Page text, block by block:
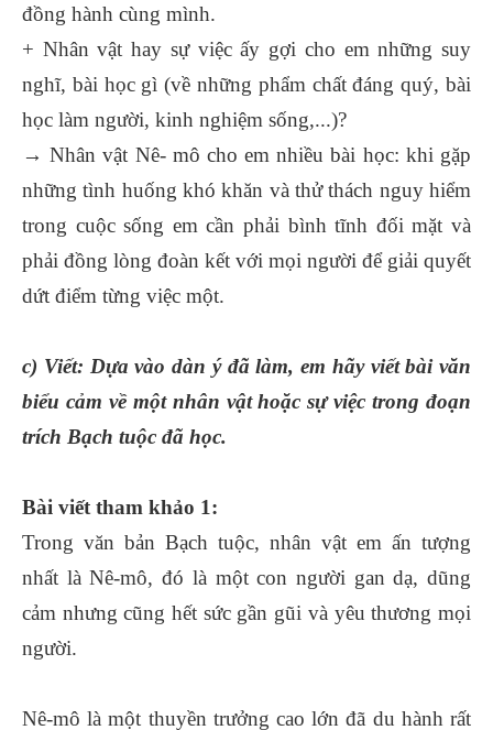
đồng hành cùng mình.
+ Nhân vật hay sự việc ấy gợi cho em những suy
nghĩ, bài học gì (về những phẩm chất đáng quý, bài
học làm người, kinh nghiệm sống,...)?
→ Nhân vật Nê- mô cho em nhiều bài học: khi gặp
những tình huống khó khăn và thử thách nguy hiểm
trong cuộc sống em cần phải bình tĩnh đối mặt và
phải đồng lòng đoàn kết với mọi người để giải quyết
dứt điểm từng việc một.
c) Viết: Dựa vào dàn ý đã làm, em hãy viết bài văn
biểu cảm về một nhân vật hoặc sự việc trong đoạn
trích Bạch tuộc đã học.
Bài viết tham khảo 1:
Trong văn bản Bạch tuộc, nhân vật em ấn tượng
nhất là Nê-mô, đó là một con người gan dạ, dũng
cảm nhưng cũng hết sức gần gũi và yêu thương mọi
người.
Nê-mô là một thuyền trưởng cao lớn đã du hành rất